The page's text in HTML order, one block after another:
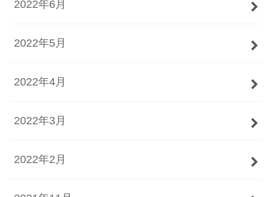
2022年6月
2022年5月
2022年4月
2022年3月
2022年2月